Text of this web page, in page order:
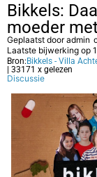
Bikkels:
moeder
Geplaatst dooradmin
Laatste bijwerking op
Bron: Bikkels - Villa
| 33171 x gelezen
Discussie